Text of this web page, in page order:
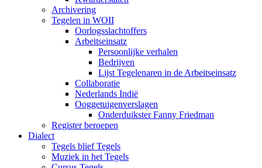
Archivering
Tegelen in WOII
Oorlogsslachtoffers
Arbeitseinsatz
Persoonlijke verhalen
Bedrijven
Lijst Tegelenaren in de Arbeitseinsatz
Collaboratie
Nederlands Indië
Ooggetuigenverslagen
Onderduikster Fanny Friedman
Register beroepen
Dialect
Tegels blief Tegels
Muziek in het Tegels